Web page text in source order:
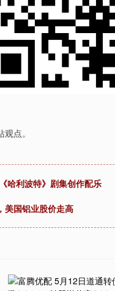
点。
哈利波特》剧集创作配乐
美国铝业股价走高